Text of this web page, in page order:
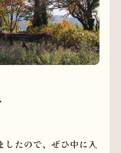
したので、ぜひ中に入